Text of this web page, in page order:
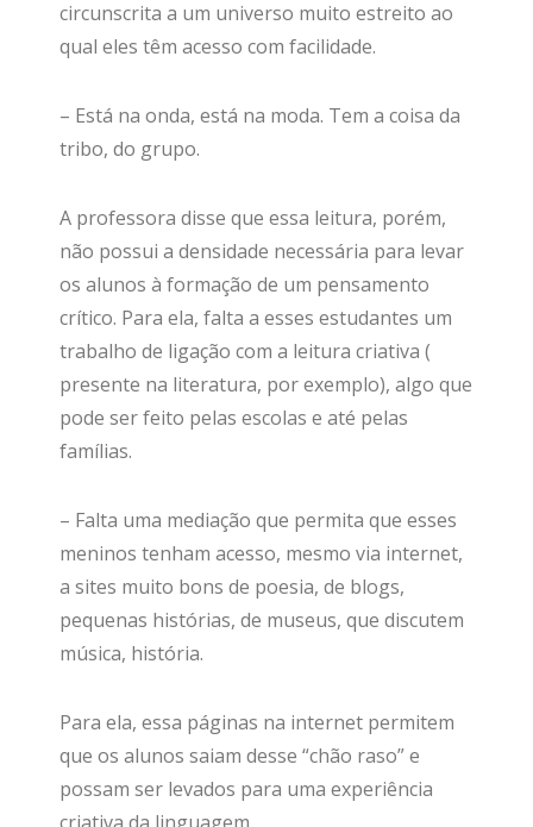
circunscrita a um universo muito estreito ao
qual eles têm acesso com facilidade.
– Está na onda, está na moda. Tem a coisa da
tribo, do grupo.
A professora disse que essa leitura, porém,
não possui a densidade necessária para levar
os alunos à formação de um pensamento
crítico. Para ela, falta a esses estudantes um
trabalho de ligação com a leitura criativa (
presente na literatura, por exemplo), algo que
pode ser feito pelas escolas e até pelas
famílias.
– Falta uma mediação que permita que esses
meninos tenham acesso, mesmo via internet,
a sites muito bons de poesia, de blogs,
pequenas histórias, de museus, que discutem
música, história.
Para ela, essa páginas na internet permitem
que os alunos saiam desse “chão raso” e
possam ser levados para uma experiência